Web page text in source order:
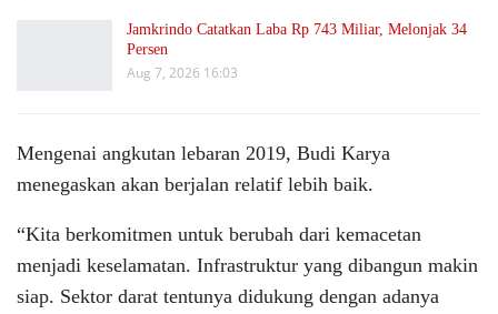
Jamkrindo Catatkan Laba Rp 743 Miliar, Melonjak 34
Persen
Aug 7, 2026 16:03
Mengenai angkutan lebaran 2019, Budi Karya
menegaskan akan berjalan relatif lebih baik.
“Kita berkomitmen untuk berubah dari kemacetan
menjadi keselamatan. Infrastruktur yang dibangun makin
siap. Sektor darat tentunya didukung dengan adanya